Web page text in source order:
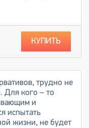
КУПИТЬ
трудно не
Для кого – то
и
испытать
жизни, не будет